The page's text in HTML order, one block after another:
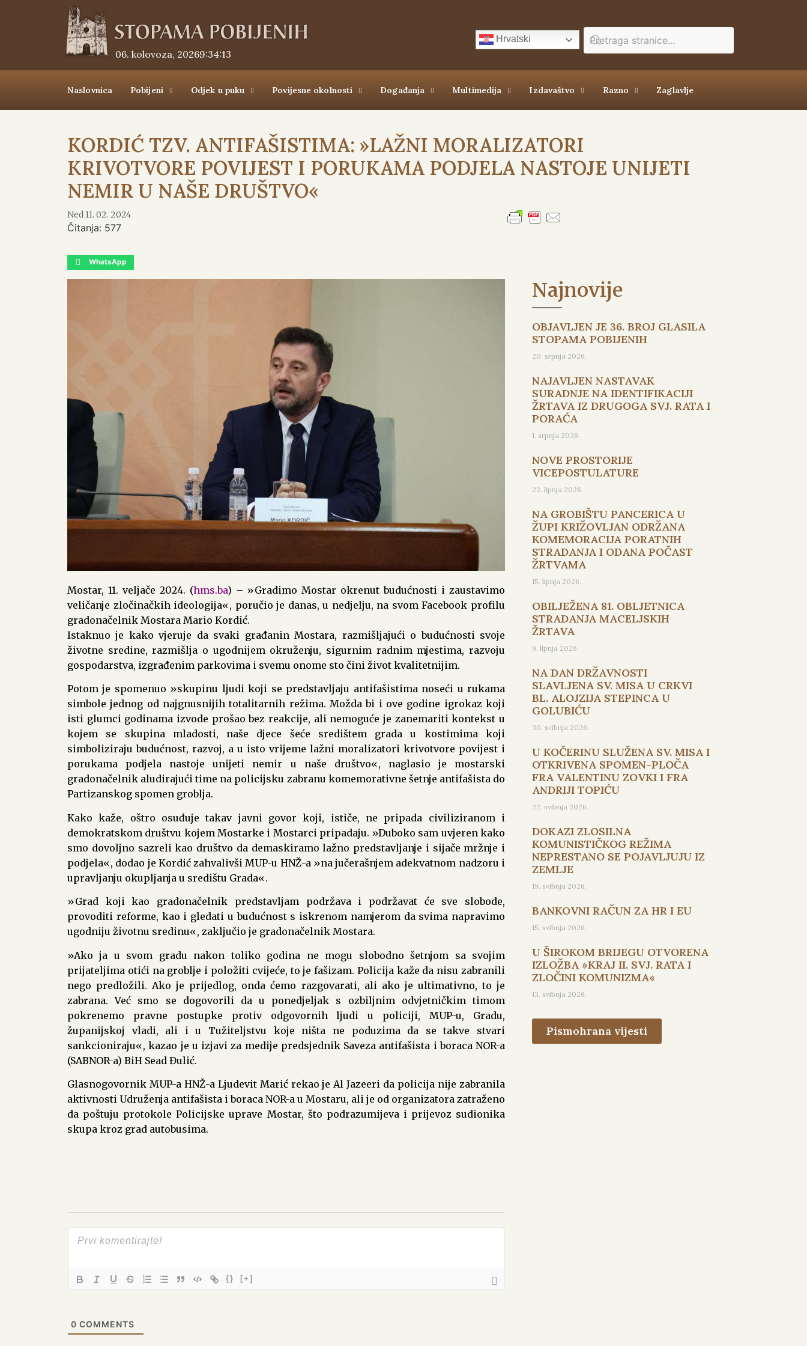
Hrvatski
06. kolovoza, 2026.9:34:14
Naslovnica Pobijeni Odjek u puku Povijesne okolnosti Događanja Multimedija Izdavaštvo Razno Zaglavlje
KORDIĆ TZV. ANTIFAŠISTIMA: »LAŽNI MORALIZATORI
KRIVOTVORE POVIJEST I PORUKAMA PODJELA NASTOJE UNIJETI
NEMIR U NAŠE DRUŠTVO«
Ned 11. 02. 2024
Čitanja: 577
WhatsApp
Mostar, 11. veljače 2024. (hms.ba) – »Gradimo Mostar okrenut budućnosti i zaustavimo
veličanje zločinačkih ideologija«, poručio je danas, u nedjelju, na svom Facebook profilu
gradonačelnik Mostara Mario Kordić.
Istaknuo je kako vjeruje da svaki građanin Mostara, razmišljajući o budućnosti svoje
životne sredine, razmišlja o ugodnijem okruženju, sigurnim radnim mjestima, razvoju
gospodarstva, izgrađenim parkovima i svemu onome sto čini život kvalitetnijim.
Potom je spomenuo »skupinu ljudi koji se predstavljaju antifašistima noseći u rukama
simbole jednog od najgnusnijih totalitarnih režima. Možda bi i ove godine igrokaz koji
isti glumci godinama izvode prošao bez reakcije, ali nemoguće je zanemariti kontekst u
kojem se skupina mladosti, naše djece šeće središtem grada u kostimima koji
simboliziraju budućnost, razvoj, a u isto vrijeme lažni moralizatori krivotvore povijest i
porukama podjela nastoje unijeti nemir u naše društvo«, naglasio je mostarski
gradonačelnik aludirajući time na policijsku zabranu komemorativne šetnje antifašista do
Partizanskog spomen groblja.
Kako kaže, oštro osuđuje takav javni govor koji, ističe, ne pripada civiliziranom i
demokratskom društvu kojem Mostarke i Mostarci pripadaju. »Duboko sam uvjeren kako
smo dovoljno sazreli kao društvo da demaskiramo lažno predstavljanje i sijače mržnje i
podjela«, dodao je Kordić zahvalivši MUP-u HNŽ-a »na jučerašnjem adekvatnom nadzoru i
upravljanju okupljanja u središtu Grada«.
»Grad koji kao gradonačelnik predstavljam podržava i podržavat će sve slobode,
provoditi reforme, kao i gledati u budućnost s iskrenom namjerom da svima napravimo
ugodniju životnu sredinu«, zaključio je gradonačelnik Mostara.
»Ako ja u svom gradu nakon toliko godina ne mogu slobodno šetnjom sa svojim
prijateljima otići na groblje i položiti cvijeće, to je fašizam. Policija kaže da nisu zabranili
nego predložili. Ako je prijedlog, onda ćemo razgovarati, ali ako je ultimativno, to je
zabrana. Već smo se dogovorili da u ponedjeljak s ozbiljnim odvjetničkim timom
pokrenemo pravne postupke protiv odgovornih ljudi u policiji, MUP-u, Gradu,
županijskoj vladi, ali i u Tužiteljstvu koje ništa ne poduzima da se takve stvari
sankcioniraju«, kazao je u izjavi za medije predsjednik Saveza antifašista i boraca NOR-a
(SABNOR-a) BiH Sead Đulić.
Glasnogovornik MUP-a HNŽ-a Ljudevit Marić rekao je Al Jazeeri da policija nije zabranila
aktivnosti Udruženja antifašista i boraca NOR-a u Mostaru, ali je od organizatora zatraženo
da poštuju protokole Policijske uprave Mostar, što podrazumijeva i prijevoz sudionika
skupa kroz grad autobusima.
{} [+]
0 COMMENTS
Najnovije
OBJAVLJEN JE 36. BROJ GLASILA
STOPAMA POBIJENIH
20. srpnja 2026.
NAJAVLJEN NASTAVAK
SURADNJE NA IDENTIFIKACIJI
ŽRTAVA IZ DRUGOGA SVJ. RATA I
PORAĆA
1. srpnja 2026.
NOVE PROSTORIJE
VICEPOSTULATURE
22. lipnja 2026.
NA GROBIŠTU PANCERICA U
ŽUPI KRIŽOVLJAN ODRŽANA
KOMEMORACIJA PORATNIH
STRADANJA I ODANA POČAST
ŽRTVAMA
15. lipnja 2026.
OBILJEŽENA 81. OBLJETNICA
STRADANJA MACELJSKIH
ŽRTAVA
9. lipnja 2026.
NA DAN DRŽAVNOSTI
SLAVLJENA SV. MISA U CRKVI
BL. ALOJZIJA STEPINCA U
GOLUBIĆU
30. svibnja 2026.
U KOČERINU SLUŽENA SV. MISA I
OTKRIVENA SPOMEN-PLOČA
FRA VALENTINU ZOVKI I FRA
ANDRIJI TOPIĆU
22. svibnja 2026.
DOKAZI ZLOSILNA
KOMUNISTIČKOG REŽIMA
NEPRESTANO SE POJAVLJUJU IZ
ZEMLJE
19. svibnja 2026.
BANKOVNI RAČUN ZA HR I EU
15. svibnja 2026.
U ŠIROKOM BRIJEGU OTVORENA
IZLOŽBA »KRAJ II. SVJ. RATA I
ZLOČINI KOMUNIZMA«
13. svibnja 2026.
Pismohrana vijesti